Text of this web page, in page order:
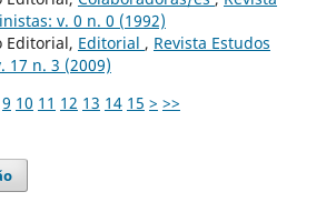
v. 0 n. 0 (1992)
Editorial, Editorial , Revista Estudos
17 n. 3 (2009)
9 10 11 12 13 14 15 > >>